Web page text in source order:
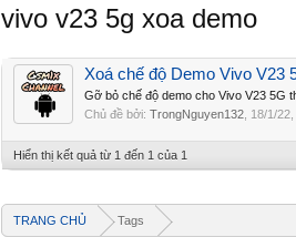
vivo v23 5g xoa demo
Xoá chế độ Demo Vivo V23
Gỡ bỏ chế độ demo cho Vivo V23 5G
Chủ đề bởi: TrongNguyen132 18/1/22
Hiển thị kết quả từ 1 đến 1 của 1
TRANG CHỦ Tags